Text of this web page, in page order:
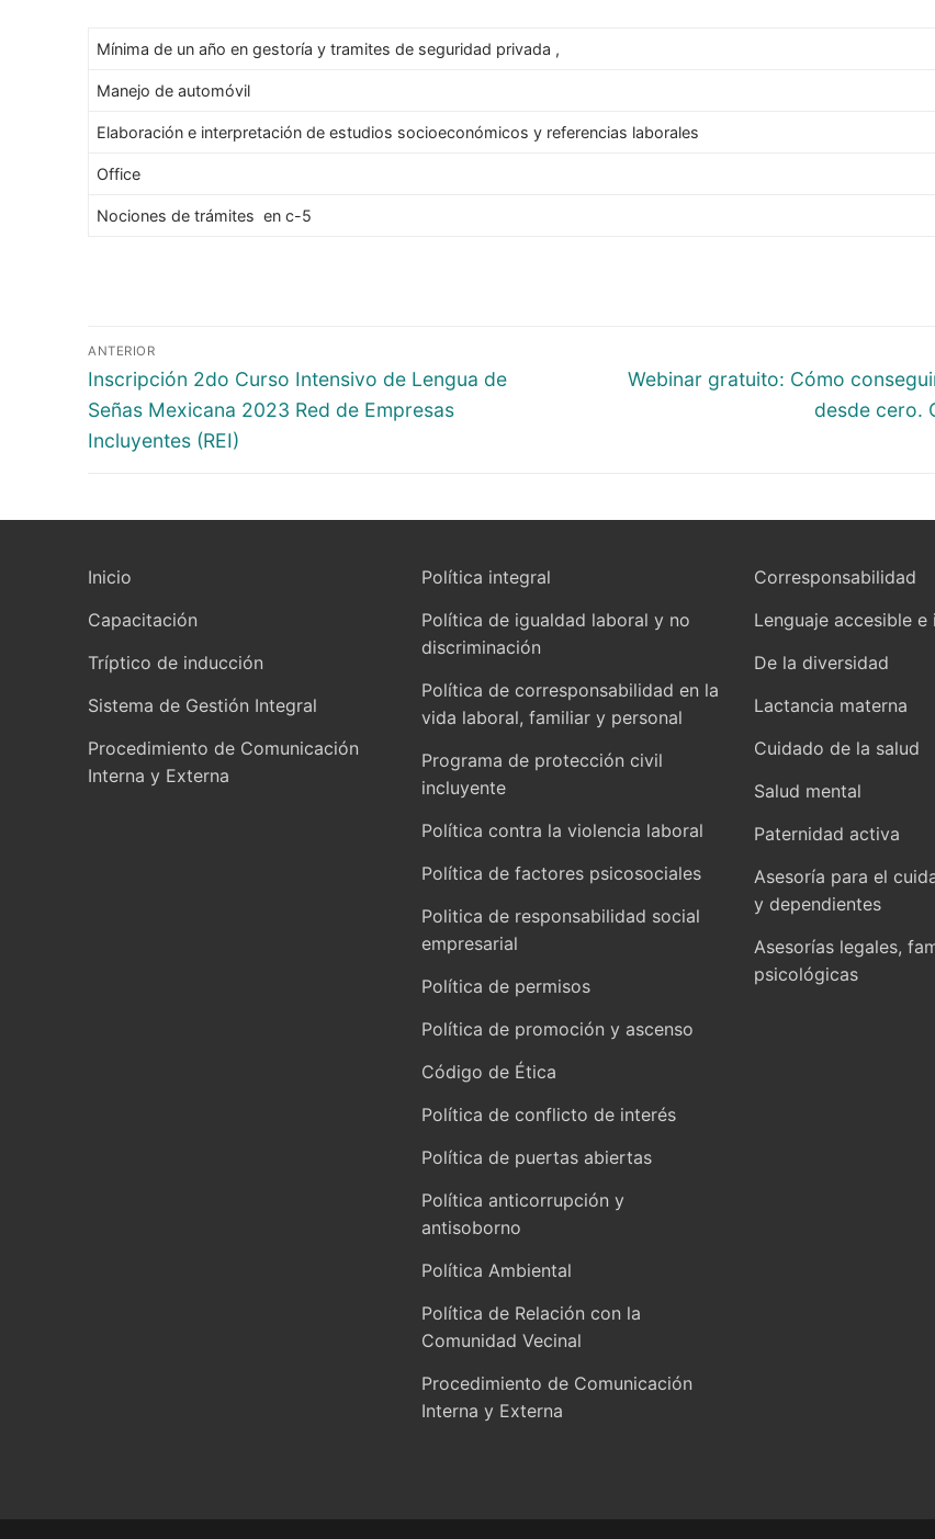
Mínima de un año en gestoría y tramites de seguridad privada ,
Manejo de automóvil
Elaboración e interpretación de estudios socioeconómicos y referencias laborales
Office
Nociones de trámites en c-5
ANTERIOR
Inscripción 2do Curso Intensivo de Lengua de
Señas Mexicana 2023 Red de Empresas
Incluyentes (REI)
Webinar gratuito: Cómo
desde cero.
Inicio
Capacitación
Tríptico de inducción
Sistema de Gestión Integral
Procedimiento de Comunicación
Interna y Externa
Política integral
Política de igualdad laboral y no
discriminación
Política de corresponsabilidad en la
vida laboral, familiar y personal
Programa de protección civil
incluyente
Política contra la violencia laboral
Política de factores psicosociales
Politica de responsabilidad social
empresarial
Política de permisos
Política de promoción y ascenso
Código de Ética
Política de conflicto de interés
Política de puertas abiertas
Política anticorrupción y
antisoborno
Política Ambiental
Política de Relación con la
Comunidad Vecinal
Procedimiento de Comunicación
Interna y Externa
Corresponsabilidad
Lenguaje accesible e
De la diversidad
Lactancia materna
Cuidado de la salud
Salud mental
Paternidad activa
Asesoría para el
y dependientes
Asesorías legales,
psicológicas